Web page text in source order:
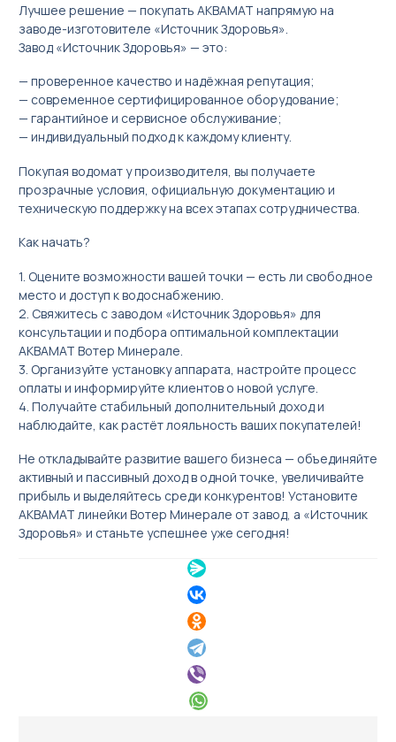
Лучшее решение — покупать АКВАМАТ напрямую на
заводе-изготовителе «Источник Здоровья».
Завод «Источник Здоровья» — это:
— проверенное качество и надёжная репутация;
— современное сертифицированное оборудование;
— гарантийное и сервисное обслуживание;
— индивидуальный подход к каждому клиенту.
Покупая водомат у производителя, вы получаете
прозрачные условия, официальную документацию и
техническую поддержку на всех этапах сотрудничества.
Как начать?
1. Оцените возможности вашей точки — есть ли свободное
место и доступ к водоснабжению.
2. Свяжитесь с заводом «Источник Здоровья» для
консультации и подбора оптимальной комплектации
АКВАМАТ Вотер Минерале.
3. Организуйте установку аппарата, настройте процесс
оплаты и информируйте клиентов о новой услуге.
4. Получайте стабильный дополнительный доход и
наблюдайте, как растёт лояльность ваших покупателей!
Не откладывайте развитие вашего бизнеса — объединяйте
активный и пассивный доход в одной точке, увеличивайте
прибыль и выделяйтесь среди конкурентов! Установите
АКВАМАТ линейки Вотер Минерале от завод, а «Источник
Здоровья» и станьте успешнее уже сегодня!